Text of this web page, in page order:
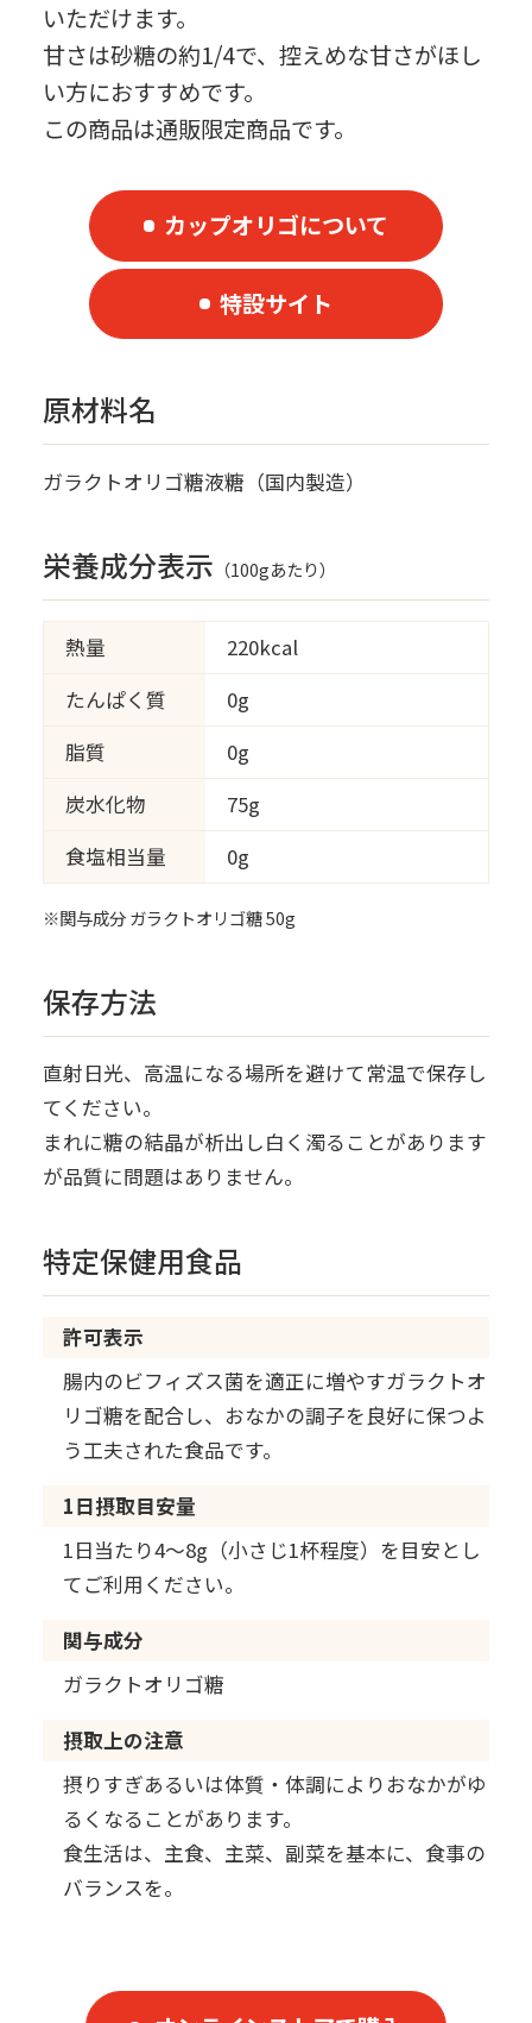
いただけます。
甘さは砂糖の約1/4で、控えめな甘さがほし
い方におすすめです。
この商品は通販限定商品です。
カップオリゴについて
特設サイト
原材料名
ガラクトオリゴ糖液糖（国内製造）
栄養成分表示 （100gあたり）
熱量
220kcal
たんぱく質
0g
脂質
0g
炭水化物
75g
食塩相当量
0g
※関与成分 ガラクトオリゴ糖 50g
保存方法
直射日光、高温になる場所を避けて常温で保存し
てください。
まれに糖の結晶が析出し白く濁ることがあります
が品質に問題はありません。
特定保健用食品
許可表示
腸内のビフィズス菌を適正に増やすガラクトオ
リゴ糖を配合し、おなかの調子を良好に保つよ
う工夫された食品です。
1日摂取目安量
1日当たり4～8g（小さじ1杯程度）を目安とし
てご利用ください。
関与成分
ガラクトオリゴ糖
摂取上の注意
摂りすぎあるいは体質・体調によりおなかがゆ
るくなることがあります。
食生活は、主食、主菜、副菜を基本に、食事の
バランスを。